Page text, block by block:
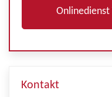
Onlinedienst
Kontakt